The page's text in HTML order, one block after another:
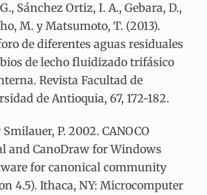
Sánchez Ortiz, I. A., Gebara, D.,
M. y Matsumoto, T. (2013).
de diferentes aguas residuales
de lecho fluidizado trifásico
Revista Facultad de
de Antioquia, 67, 172-182.
Smilauer, P. 2002. CANOCO
and CanoDraw for Windows
for canonical community
4.5). Ithaca, NY: Microcomputer